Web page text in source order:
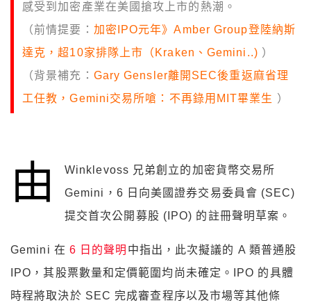
感受到加密產業在美國搶攻上市的熱潮。
（前情提要： 加密IPO元年》Amber Group登陸納斯
達克，超10家排隊上市（Kraken、Gemini..) ）
（背景補充： Gary Gensler離開SEC後重返麻省理
工任教，Gemini交易所嗆：不再錄用MIT畢業生 ）
由
Winklevoss 兄弟創立的加密貨幣交易所
Gemini，6 日向美國證券交易委員會 (SEC)
提交首次公開募股 (IPO) 的註冊聲明草案。
Gemini 在 6 日的聲明 中指出，此次擬議的 A 類普通股
IPO，其股票數量和定價範圍均尚未確定。IPO 的具體
時程將取決於 SEC 完成審查程序以及市場等其他條